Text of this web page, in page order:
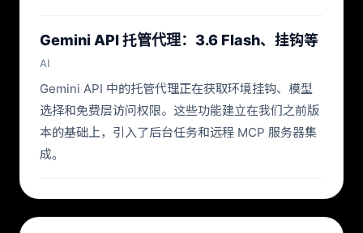
Gemini API 托管代理：3.6 Flash、挂钩等
AI
Gemini API 中的托管代理正在获取环境挂钩、模型
选择和免费层访问权限。这些功能建立在我们之前版
本的基础上，引入了后台任务和远程 MCP 服务器集
成。